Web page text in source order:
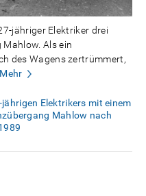
jähriger Elektriker drei
Als ein
des Wagens zertrümmert,
Mehr
Elektrikers mit einem
Mahlow nach